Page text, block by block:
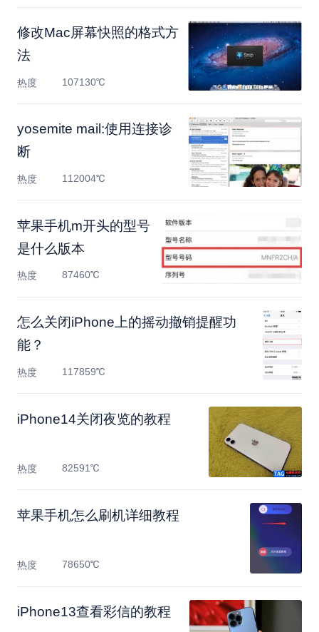
修改Mac屏幕快照的格式方
法
热度 107130℃
yosemite mail:使用连接诊
断
热度 112004℃
苹果手机m开头的型号
是什么版本
热度 87460℃
怎么关闭iPhone上的摇动撤销提醒功
能？
热度 117859℃
​iPhone14关闭夜览的教程
热度 82591℃
苹果手机怎么刷机详细教程
热度 78650℃
iPhone13查看彩信的教程